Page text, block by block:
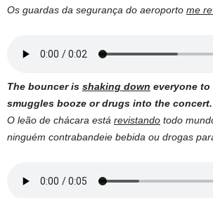
Os guardas da segurança do aeroporto me
The bouncer is shaking down everyone to
smuggles booze or drugs into the concert.
O leão de chácara está revistando todo
ninguém contrabandeie bebida ou drogas